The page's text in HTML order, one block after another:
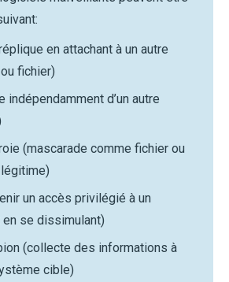
en attachant à un autre
fichier)
indépendamment d’un autre
(mascarade comme fichier ou
un accès privilégié à un
se dissimulant)
(collecte des informations à
cible)